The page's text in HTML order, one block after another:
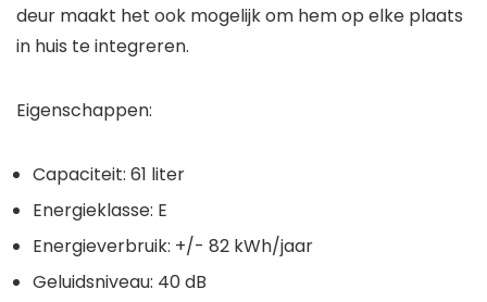
deur maakt het ook mogelijk om hem op elke plaats
in huis te integreren.
Eigenschappen:
Capaciteit: 61 liter
Energieklasse: E
Energieverbruik: +/- 82 kWh/jaar
Geluidsniveau: 40 dB